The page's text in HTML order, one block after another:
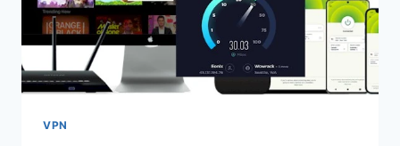
VPN